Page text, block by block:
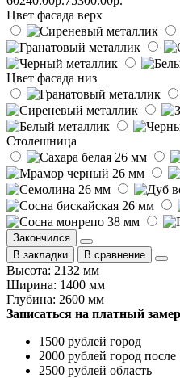
Цвет фасада верх
Цвет фасада низ
Столешница
Закончился
В закладки
В сравнение
Высота: 2132 мм
Ширина: 1400 мм
Глубина: 2600 мм
Записаться на платный
1500 рублей город
2000 рублей город после
2500 рублей область